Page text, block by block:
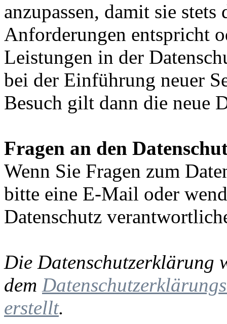
anzupassen, damit sie
Anforderungen entspricht
Leistungen in der
bei der Einführung neuer
Besuch gilt dann die neue
Fragen an den
Wenn Sie Fragen zum
bitte eine E-Mail oder
Datenschutz
Die Datenschutzerklärung
dem
erstellt.